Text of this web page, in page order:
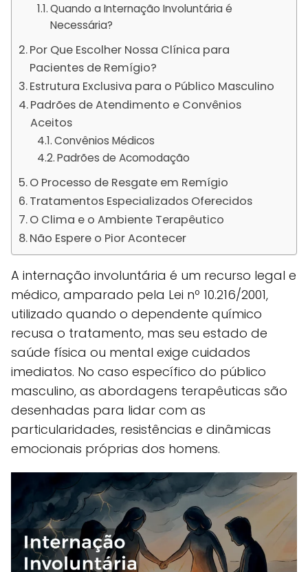
Quando a Internação Involuntária é
Necessária?
Por Que Escolher Nossa Clínica para
Pacientes de Remígio?
Estrutura Exclusiva para o Público Masculino
Padrões de Atendimento e Convênios
Aceitos
Convênios Médicos
Padrões de Acomodação
O Processo de Resgate em Remígio
Tratamentos Especializados Oferecidos
O Clima e o Ambiente Terapêutico
Não Espere o Pior Acontecer
A internação involuntária é um recurso legal e
médico, amparado pela Lei nº 10.216/2001,
utilizado quando o dependente químico
recusa o tratamento, mas seu estado de
saúde física ou mental exige cuidados
imediatos. No caso específico do público
masculino, as abordagens terapêuticas são
desenhadas para lidar com as
particularidades, resistências e dinâmicas
emocionais próprias dos homens.